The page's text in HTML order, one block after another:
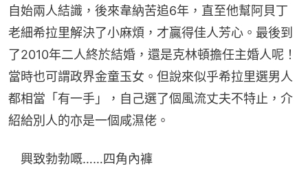
自始兩人結識，後來韋納苦追6年，直至他幫阿貝丁
老細希拉里解決了小麻煩，才贏得佳人芳心。最後到
了2010年二人終於結婚，還是克林頓擔任主婚人呢！
當時也可謂政界金童玉女。但說來似乎希拉里選男人
都相當「有一手」，自己選了個風流丈夫不特止，介
紹給別人的亦是一個咸濕佬。
興致勃勃嘅……四角內褲